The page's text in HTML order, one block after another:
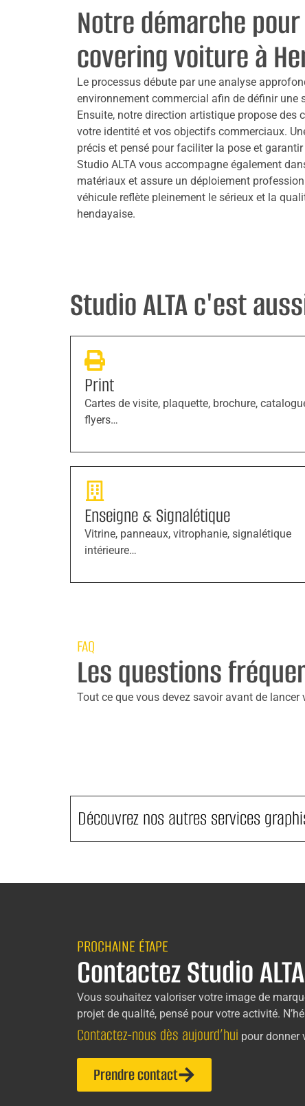
Notre démarche
covering voiture à
Le processus débute par une analyse
environnement commercial afin de définir une
Ensuite, notre direction artistique propose des
votre identité et vos objectifs commerciaux.
précis et pensé pour faciliter la pose et
Studio ALTA vous accompagne également
matériaux et assure un déploiement
véhicule reflète pleinement le sérieux et la
hendayaise.
Studio ALTA c'est
Print
Cartes de visite, plaquette, brochure,
flyers…
Enseigne & Signalétique
Vitrine, panneaux, vitrophanie, signalétique
intérieure…
FAQ
Les questions
Tout ce que vous devez savoir avant de lancer
Découvrez nos autres services
PROCHAINE ÉTAPE
Contactez Studio
Vous souhaitez valoriser votre image de
projet de qualité, pensé pour votre activité.
Contactez-nous dès aujourd’hui pour donner
Prendre contact